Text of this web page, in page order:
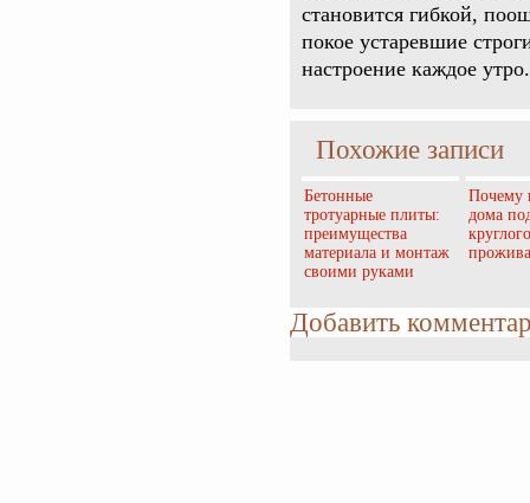
становится гибкой,
покое устаревшие
настроение каждое утро.
Похожие записи
Бетонные
тротуарные плиты:
преимущества
материала и монтаж
своими руками
Почему
дома
Добавить